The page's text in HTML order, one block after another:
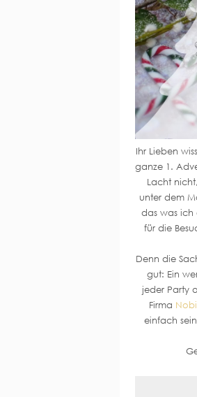
Ihr Lieben
ganze 1.
Lacht
unter dem
das was ich
für die
Denn die
gut: Ein
jeder Party
Firma
einfach